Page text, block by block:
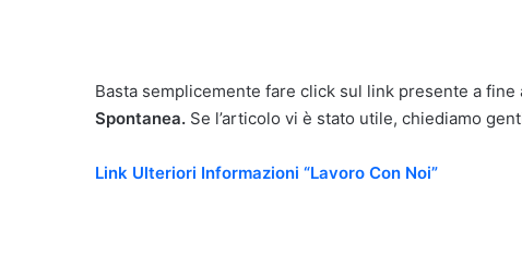
Basta semplicemente fare click sul link presente a
Spontanea. Se l’articolo vi è stato utile, chiediamo
Link Ulteriori Informazioni “Lavoro Con Noi”